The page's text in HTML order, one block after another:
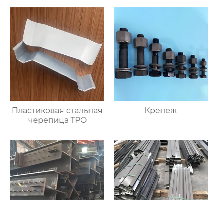
Пластиковая стальная
черепица TPO
Крепеж